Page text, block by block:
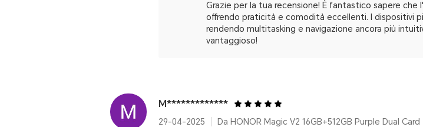
Grazie per la tua recensione! È fantastico sapere
offrendo praticità e comodità eccellenti. I dispositivi
rendendo multitasking e navigazione ancora più
vantaggioso!
M*************
29-04-2025 Da HONOR Magic V2 16GB+512GB Purple Dual Card